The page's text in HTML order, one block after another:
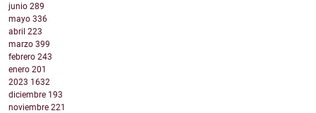
junio 289
mayo 336
abril 223
marzo 399
febrero 243
enero 201
2023 1632
diciembre 193
noviembre 221